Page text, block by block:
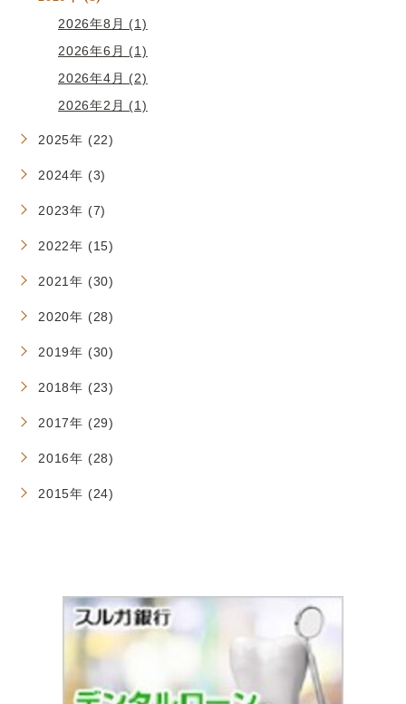
2026年8月 (1)
2026年6月 (1)
2026年4月 (2)
2026年2月 (1)
2025年 (22)
2024年 (3)
2023年 (7)
2022年 (15)
2021年 (30)
2020年 (28)
2019年 (30)
2018年 (23)
2017年 (29)
2016年 (28)
2015年 (24)